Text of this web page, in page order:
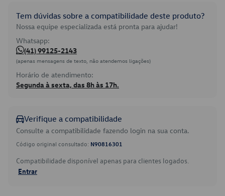
Tem dúvidas sobre a compatibilidade deste produto?
Nossa equipe especializada está pronta para ajudar!
Whatsapp:
(41) 99125-2143
(apenas mensagens de texto, não atendemos ligações)
Horário de atendimento:
Segunda à sexta, das 8h às 17h.
Verifique a compatibilidade
Consulte a compatibilidade fazendo login na sua conta.
Código original consultado: N90816301
Compatibilidade disponível apenas para clientes logados.
Entrar